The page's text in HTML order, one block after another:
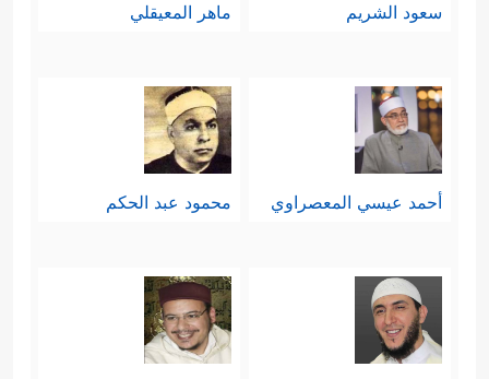
سعود الشريم ماهر المعيقلي
أحمد عيسي المعصراوي محمود عبد الحكم